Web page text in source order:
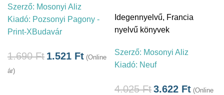
Szerző: Mosonyi Aliz
Kiadó: Pozsonyi Pagony -
Print-XBudavár
1.690Ft 1.521 Ft (Online
ár)
Idegennyelvű, Francia
nyelvű könyvek
Szerző: Mosonyi Aliz
Kiadó: Neuf
4.025Ft3.622 Ft (Online